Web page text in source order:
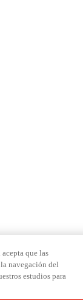
que las
navegación del
estudios para